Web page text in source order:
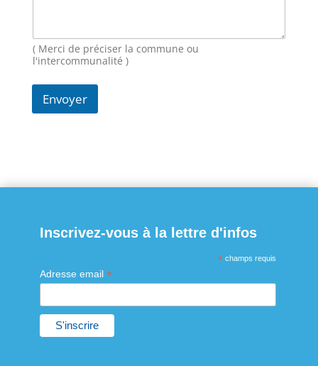
m
E
m
i
( Merci de préciser la commune ou
l'intercommunalité )
Envoyer
Inscrivez-vous à la lettre d'infos
* champs requis
Adresse email *